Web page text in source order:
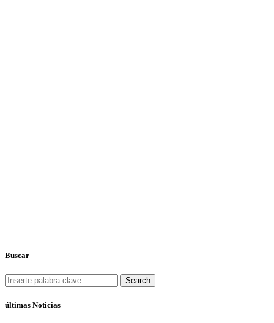
Buscar
Search
últimas Noticias